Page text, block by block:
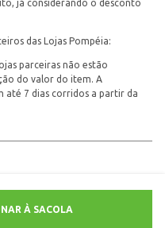
À SACOLA
já considerando o desconto
das Lojas Pompéia:
parceiras não estão
do valor do item. A
até 7 dias corridos a partir da